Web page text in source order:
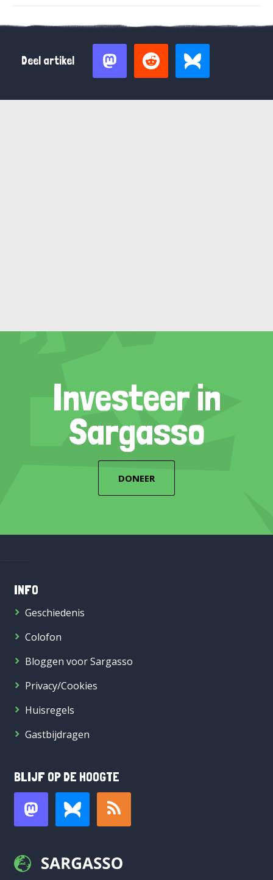
Deel artikel
Investeer in
Sargasso
DONEER
INFO
Geschiedenis
Colofon
Bloggen voor Sargasso
Privacy/Cookies
Huisregels
Gastbijdragen
BLIJF OP DE HOOGTE